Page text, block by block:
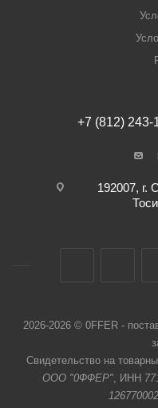
+7 (812) 243-
192007, г.
2026-2026 © 0FFER -
Свидетельство на
ООО "0ФФЕР", ИНН